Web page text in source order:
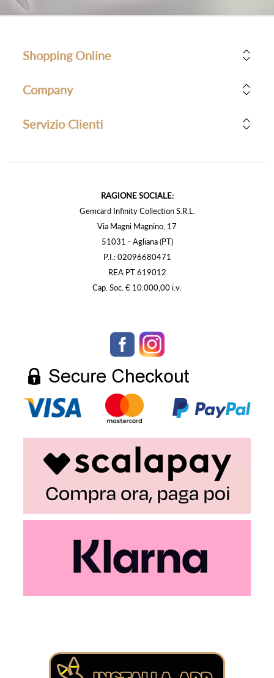
Shopping Online
Company
Servizio Clienti
RAGIONE SOCIALE:
Gemcard Infinity Collection S.R.L.
Via Magni Magnino, 17
51031 - Agliana (PT)
P.I.: 02096680471
REA PT 619012
Cap. Soc. € 10.000,00 i.v.